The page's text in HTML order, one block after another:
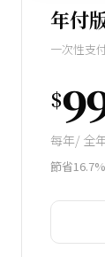
年付
一次性支
$
每年/ 全
節省16.7%